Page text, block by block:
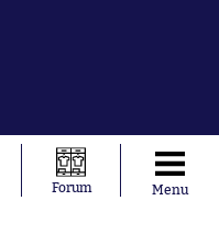
Forum Menu